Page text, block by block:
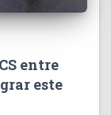
entre
este